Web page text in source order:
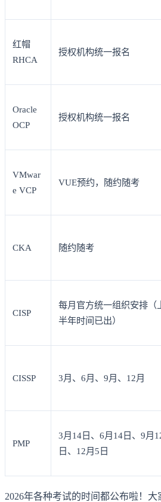
红帽
RHCA
授权机构统一报名
Oracle
OCP
授权机构统一报名
VMwar
e VCP
VUE预约，随约随考
CKA 随约随考
CISP
每月官方统一组织安排（
半年时间已出）
CISSP 3月、6月、9月、12月
PMP
3月14日、6月14日、9月
日、12月5日
2026年各种考试的时间都公布啦！大